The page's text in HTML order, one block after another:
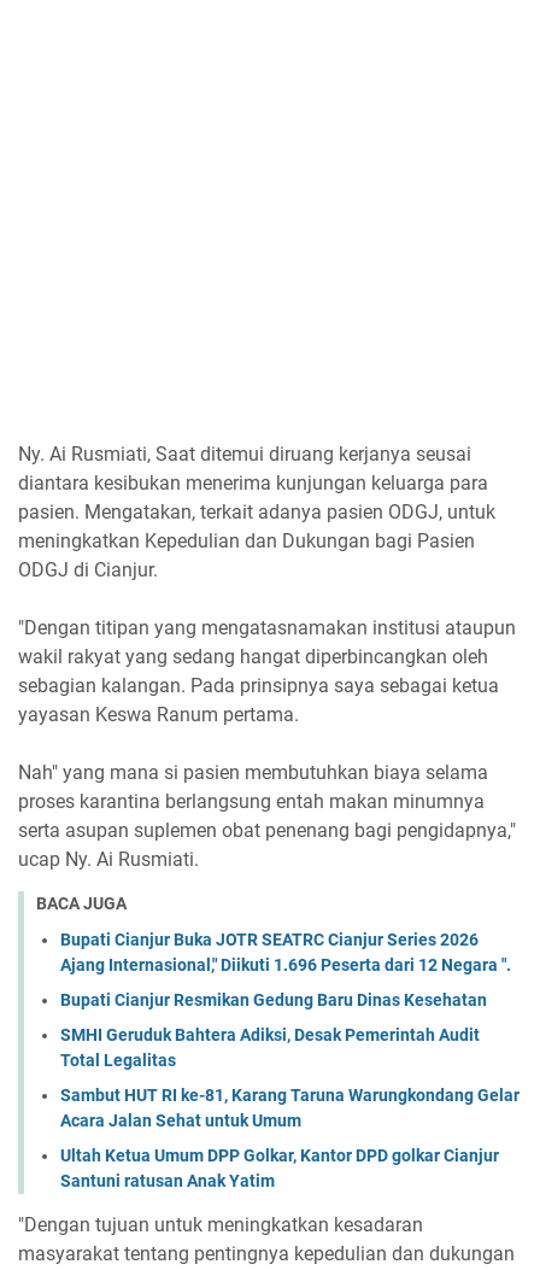
Ny. Ai Rusmiati, Saat ditemui diruang kerjanya seusai
diantara kesibukan menerima kunjungan keluarga para
pasien. Mengatakan, terkait adanya pasien ODGJ, untuk
meningkatkan Kepedulian dan Dukungan bagi Pasien
ODGJ di Cianjur.
"Dengan titipan yang mengatasnamakan institusi ataupun
wakil rakyat yang sedang hangat diperbincangkan oleh
sebagian kalangan. Pada prinsipnya saya sebagai ketua
yayasan Keswa Ranum pertama.
Nah" yang mana si pasien membutuhkan biaya selama
proses karantina berlangsung entah makan minumnya
serta asupan suplemen obat penenang bagi pengidapnya,"
ucap Ny. Ai Rusmiati.
BACA JUGA
Bupati Cianjur Buka JOTR SEATRC Cianjur Series 2026
Ajang Internasional," Diikuti 1.696 Peserta dari 12 Negara ".
Bupati Cianjur Resmikan Gedung Baru Dinas Kesehatan
SMHI Geruduk Bahtera Adiksi, Desak Pemerintah Audit
Total Legalitas
Sambut HUT RI ke-81, Karang Taruna Warungkondang Gelar
Acara Jalan Sehat untuk Umum
Ultah Ketua Umum DPP Golkar, Kantor DPD golkar Cianjur
Santuni ratusan Anak Yatim
"Dengan tujuan untuk meningkatkan kesadaran
masyarakat tentang pentingnya kepedulian dan dukungan